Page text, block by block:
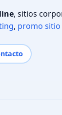
, sitios
, promo